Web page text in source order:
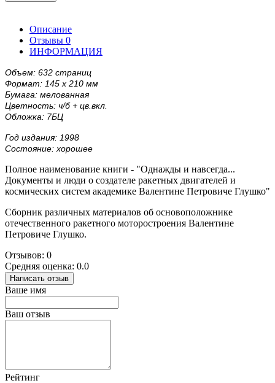
Описание
Отзывы 0
ИНФОРМАЦИЯ
Объем: 632 страниц
Формат: 145 х 210 мм
Бумага: мелованная
Цветность: ч/б + цв.вкл.
Обложка: 7БЦ
Год издания: 1998
Состояние: хорошее
Полное наименование книги - "Однажды и навсегда...
Документы и люди о создателе ракетных двигателей и
космических систем академике Валентине Петровиче Глушко"
Сборник различных материалов об основоположнике
отечественного ракетного моторостроения Валентине
Петровиче Глушко.
Отзывов: 0
Средняя оценка: 0.0
Написать отзыв
Ваше имя
Ваш отзыв
Рейтинг